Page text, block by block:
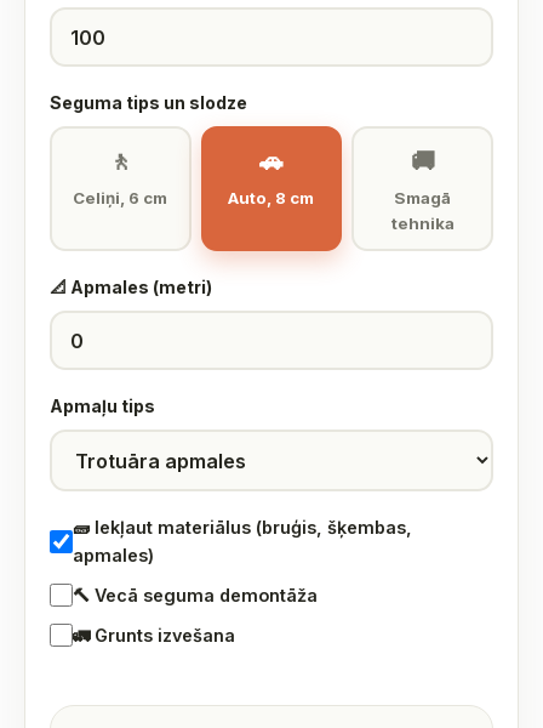
Seguma tips un slodze
🚶
Celiņi, 6 cm
🚗
Auto, 8 cm
🚚
Smagā
tehnika
📐 Apmales (metri)
Apmaļu tips
🧱 Iekļaut materiālus (bruģis, šķembas,
apmales)
🔨 Vecā seguma demontāža
🚛 Grunts izvešana